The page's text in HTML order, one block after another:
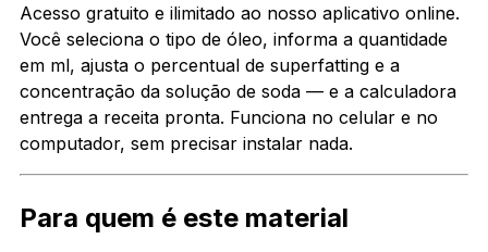
Acesso gratuito e ilimitado ao nosso aplicativo online.
Você seleciona o tipo de óleo, informa a quantidade
em ml, ajusta o percentual de superfatting e a
concentração da solução de soda — e a calculadora
entrega a receita pronta. Funciona no celular e no
computador, sem precisar instalar nada.
Para quem é este material